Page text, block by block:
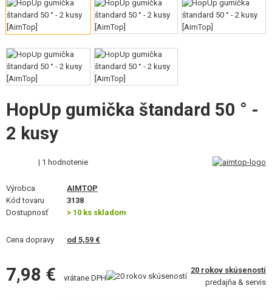
VÝSTROJ, UNIFORMY, PÚZDRA
MASKOVANIE, FARBY, PÁSKY
VYSIELAČKY, HEADSETY, KAMERY
DOPLNKY K ZBRANIAM, POPRUHY
NÁHRADNÉ DIELY ZBRANÍ, UPGRADE
SERVIS A ÚDRŽBA ZBRANÍ
SEBAOBRANA, VÝCVIK, NOŽE
TERČE, STRELNICE
OUTDOOR A BUSHCRAFT
JEDLO
HopUp gumička štandard 50 ° -
2 kusy
| 1 hodnotenie
Výrobca
AIMTOP
Kód tovaru
3138
Dostupnosť
> 10 ks skladom
Cena dopravy od 5,59 €
7,98 € vrátane DPH
20 rokov skúseností
predajňa & servis